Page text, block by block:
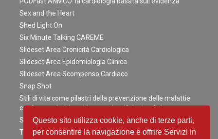
Questo sito utilizza cookie, anche di terze parti,
per consentire la navigazione e offrire Servizi in
Sex and the Heart
Shed Light On
Six Minute Talking CAREME
Slideset Area Cronicità Cardiologica
Slideset Area Epidemiologia Clinica
Slideset Area Scompenso Cardiaco
Snap Shot
Stili di vita come pilastri della prevenzione delle malattie
cardiovascolari: le evidenze scientifiche in pillole
Survey
Teamwork: Flyer in cardioncologia